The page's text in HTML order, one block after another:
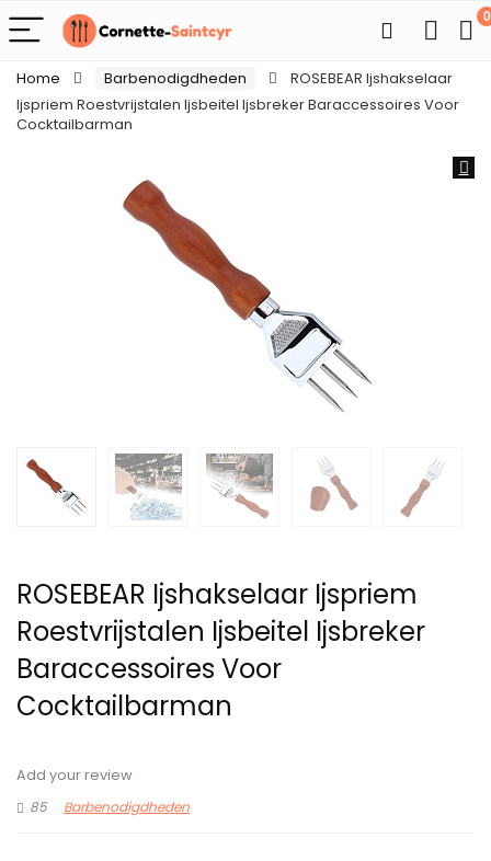
0
Home Barbenodigdheden
ROSEBEAR Ijshakselaar
Ijspriem Roestvrijstalen Ijsbeitel Ijsbreker Baraccessoires Voor
Cocktailbarman
ROSEBEAR Ijshakselaar Ijspriem
Roestvrijstalen Ijsbeitel Ijsbreker
Baraccessoires Voor
Cocktailbarman
Add your review
85
Barbenodigdheden